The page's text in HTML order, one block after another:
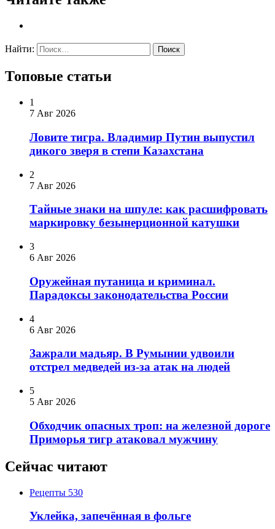
Найти:
Топовые статьи
1
7 Авг 2026
Ловите тигра. Владимир Путин выпустил
дикого зверя в степи Казахстана
2
7 Авг 2026
Тайные знаки на шпуле: как расшифровать
маркировку безынерционной катушки
3
6 Авг 2026
Оружейная путаница и криминал.
Парадоксы законодательства России
4
6 Авг 2026
Зажрали мадьяр. В Румынии удвоили
отстрел медведей из-за атак на людей
5
5 Авг 2026
Обходчик опасных троп: на железной дороге
Приморья тигр атаковал мужчину
Сейчас читают
Рецепты 530
Уклейка, запечённая в фольге